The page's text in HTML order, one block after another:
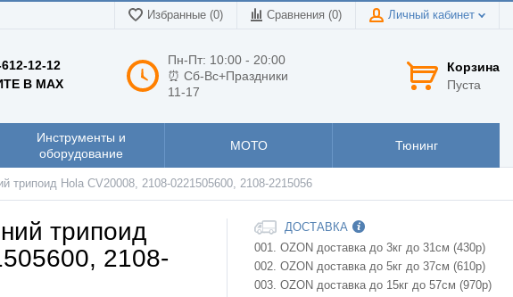
Избранные (0) Сравнения (0) Личный кабинет
12-12
В MAX
Пн-Пт: 10:00 - 20:00
⏰ Сб-Вс+Праздники
11-17
Корзина
Пуста
Инструменты и
оборудование
МОТО Тюнинг
трипоид Hola CV20008, 2108-0221505600, 2108-2215056
трипоид
2108-
ДОСТАВКА
001. OZON доставка до 3кг до 31см (430р)
002. OZON доставка до 5кг до 37см (610р)
003. OZON доставка до 15кг до 57см (970р)